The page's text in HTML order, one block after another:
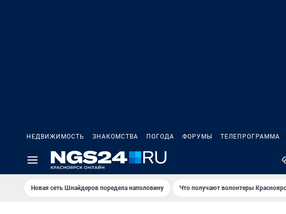
НЕДВИЖИМОСТЬ ЗНАКОМСТВА ПОГОДА ФОРУМЫ ТЕЛЕПРОГРАММА
Новая сеть Шнайдеров поредела наполовину Что получают волонтеры